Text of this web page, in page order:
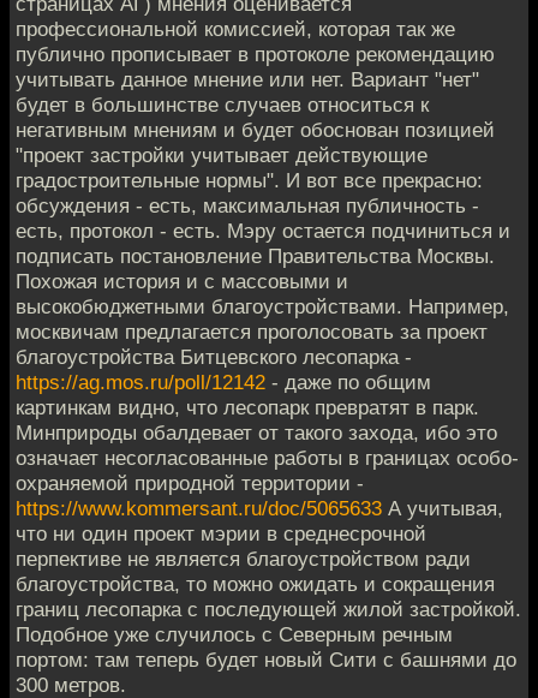
профессиональной комиссией, которая так же
публично прописывает в протоколе рекомендацию
учитывать данное мнение или нет. Вариант "нет"
будет в большинстве случаев относиться к
негативным мнениям и будет обоснован позицией
"проект застройки учитывает действующие
градостроительные нормы". И вот все прекрасно:
обсуждения - есть, максимальная публичность -
есть, протокол - есть. Мэру остается подчиниться и
подписать постановление Правительства Москвы.
Похожая история и с массовыми и
высокобюджетными благоустройствами. Например,
москвичам предлагается проголосовать за проект
благоустройства Битцевского лесопарка -
https://ag.mos.ru/poll/12142 - даже по общим
картинкам видно, что лесопарк превратят в парк.
Минприроды обалдевает от такого захода, ибо это
означает несогласованные работы в границах особо-
охраняемой природной территории -
https://www.kommersant.ru/doc/5065633 А учитывая,
что ни один проект мэрии в среднесрочной
перпективе не является благоустройством ради
благоустройства, то можно ожидать и сокращения
границ лесопарка с последующей жилой застройкой.
Подобное уже случилось с Северным речным
портом: там теперь будет новый Сити с башнями до
300 метров.